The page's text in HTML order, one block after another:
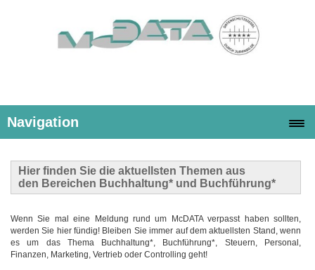
Navigation
Hier finden Sie die aktuellsten Themen aus
den Bereichen Buchhaltung* und Buchführung*
Wenn Sie mal eine Meldung rund um McDATA verpasst haben sollten,
werden Sie hier fündig! Bleiben Sie immer auf dem aktuellsten Stand, wenn
es um das Thema Buchhaltung*, Buchführung*, Steuern, Personal,
Finanzen, Marketing, Vertrieb oder Controlling geht!